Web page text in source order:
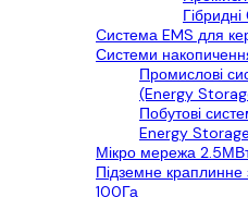
Cистема EMS для
Системи
Промислові
(Energy
Побутові
Energy
Мікро мережа
Підземне краплинне
100Га